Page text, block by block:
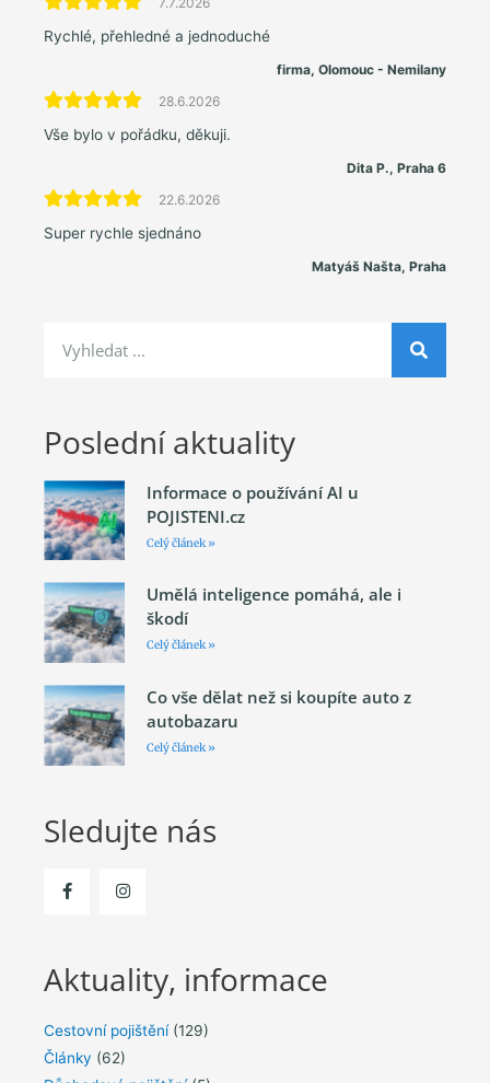
Rychlé, přehledné a jednoduché
firma, Olomouc - Nemilany
28.6.2026
Vše bylo v pořádku, děkuji.
Dita P., Praha 6
22.6.2026
Super rychle sjednáno
Matyáš Našta, Praha
Poslední aktuality
Informace o používání AI u
POJISTENI.cz
Celý článek »
Umělá inteligence pomáhá, ale i
škodí
Celý článek »
Co vše dělat než si koupíte auto z
autobazaru
Celý článek »
Sledujte nás
Aktuality, informace
Cestovní pojištění(129)
Články (62)